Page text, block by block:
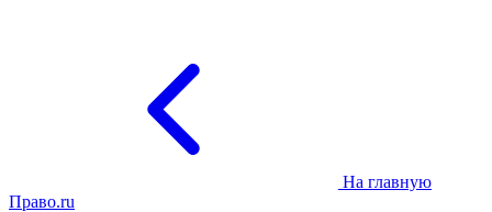
На главную
Право.ru